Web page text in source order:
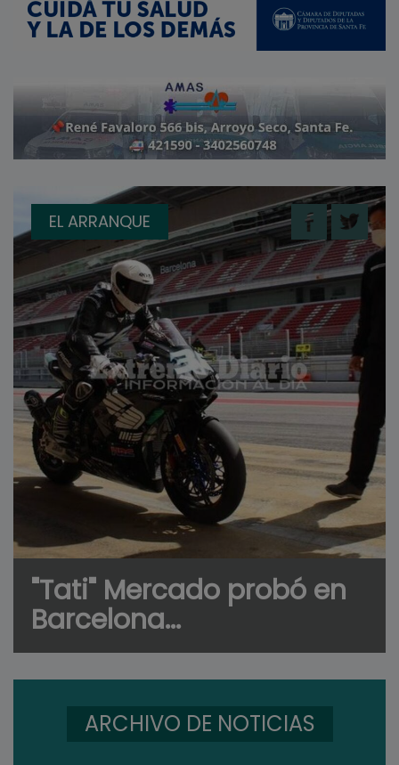
EL ARRANQUE
"Tati" Mercado probó en
Barcelona...
ARCHIVO DE NOTICIAS